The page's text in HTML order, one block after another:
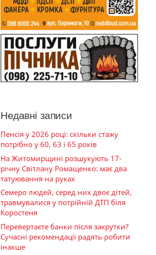
Недавні записи
Пенсія у 2026 році: скільки стажу
потрібно у 60, 63 і 65 років
На Житомирщині розшукують 17-
річну Світлану Ромащенко: має два
татуювання на руках
Семеро людей, серед них двоє дітей,
травмувалися у потрійній ДТП біля
Коростеня
Перевертаєте банки після закрутки?
Сучасні рекомендації радять робити
інакше